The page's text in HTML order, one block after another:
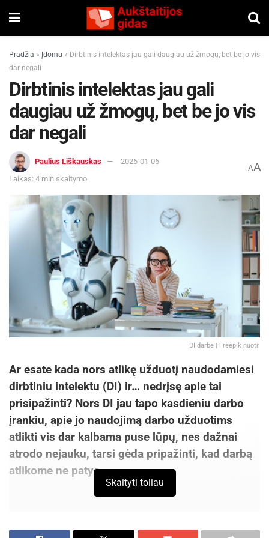
Pradžia » Įdomu » Dirbtinis intelektas jau gali daugiau už žmogų, bet be jo vis
dar negali
Dirbtinis intelektas jau gali
daugiau už žmogų, bet be jo vis
dar negali
Paulius Liškauskas
2026-01-06
Laikas: 4 min skaitymo
AA
DI darbe | Freepik nuotr.
Ar esate kada nors atlikę užduotį naudodamiesi
dirbtiniu intelektu (DI) ir… nedrįsę apie tai
prisipažinti? Nors DI jau tapo kasdieniu darbo
įrankiu, apie jo naudojimą darbo užduotims
atlikti vis dar kalbama puse lūpų, nes dažnai
atrodo nejauku, tarsi gėda pripažinti, kad darbą
atlikome ne patys.
Tačiau DI įsigalint visose srityse, santykis su
Skaityti toliau